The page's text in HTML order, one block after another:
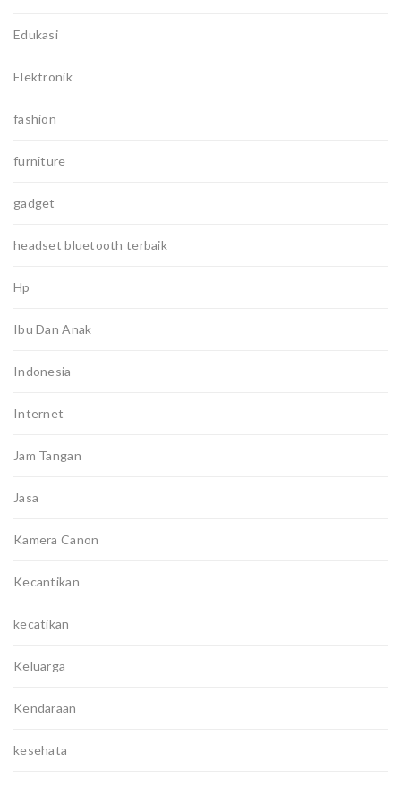
Edukasi
Elektronik
fashion
furniture
gadget
headset bluetooth terbaik
Hp
Ibu Dan Anak
Indonesia
Internet
Jam Tangan
Jasa
Kamera Canon
Kecantikan
kecatikan
Keluarga
Kendaraan
kesehata